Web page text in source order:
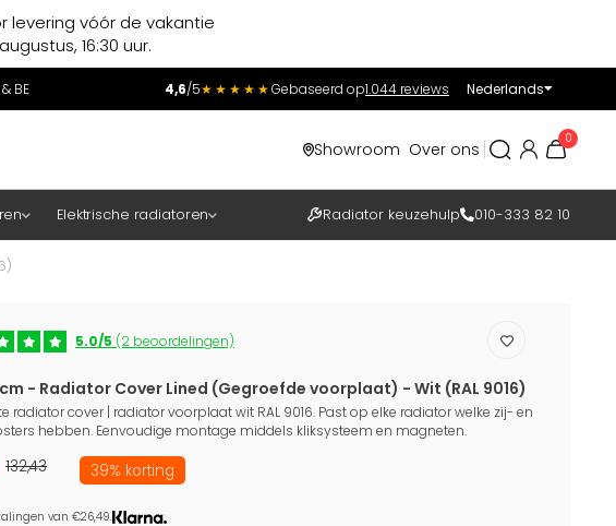
levering vóór de vakantie
16:30 uur.
BE 4,6/5★★★★★Gebaseerd op1.044 reviews Nederlands
Showroom Over ons
0
Elektrische radiatoren Radiator keuzehulp 010-333 82 10
5.0/5 (2 beoordelingen)
- Radiator Cover Lined (Gegroefde voorplaat) - Wit (RAL 9016)
radiator cover | radiator voorplaat wit RAL 9016. Past op elke radiator welke zij- en
hebben. Eenvoudige montage middels kliksysteem en magneten.
132,43 39% korting
van €26,49.